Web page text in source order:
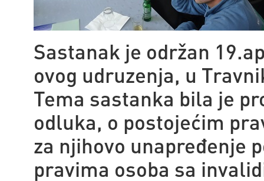
Sastanak je održan
ovog udruzenja, u
Tema sastanka bila je
odluka, o postojećim
za njihovo unapređenje
pravima osoba sa